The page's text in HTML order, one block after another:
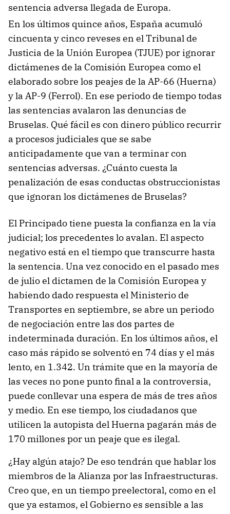
sentencia adversa llegada de Europa.
En los últimos quince años, España acumuló
cincuenta y cinco reveses en el Tribunal de
Justicia de la Unión Europea (TJUE) por ignorar
dictámenes de la Comisión Europea como el
elaborado sobre los peajes de la AP-66 (Huerna)
y la AP-9 (Ferrol). En ese periodo de tiempo todas
las sentencias avalaron las denuncias de
Bruselas. Qué fácil es con dinero público recurrir
a procesos judiciales que se sabe
anticipadamente que van a terminar con
sentencias adversas. ¿Cuánto cuesta la
penalización de esas conductas obstruccionistas
que ignoran los dictámenes de Bruselas?
El Principado tiene puesta la confianza en la vía
judicial; los precedentes lo avalan. El aspecto
negativo está en el tiempo que transcurre hasta
la sentencia. Una vez conocido en el pasado mes
de julio el dictamen de la Comisión Europea y
habiendo dado respuesta el Ministerio de
Transportes en septiembre, se abre un periodo
de negociación entre las dos partes de
indeterminada duración. En los últimos años, el
caso más rápido se solventó en 74 días y el más
lento, en 1.342. Un trámite que en la mayoría de
las veces no pone punto final a la controversia,
puede conllevar una espera de más de tres años
y medio. En ese tiempo, los ciudadanos que
utilicen la autopista del Huerna pagarán más de
170 millones por un peaje que es ilegal.
¿Hay algún atajo? De eso tendrán que hablar los
miembros de la Alianza por las Infraestructuras.
Creo que, en un tiempo preelectoral, como en el
que ya estamos, el Gobierno es sensible a las